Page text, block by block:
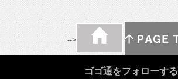
-->
ゴゴ通をフォローする